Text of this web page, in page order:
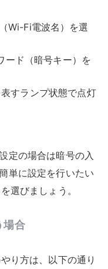
設定方法としておす
ニック
、どのようなテクニ
？有線接続を最大化
とめました。
る
り安定しない場合
も意外と多いです。